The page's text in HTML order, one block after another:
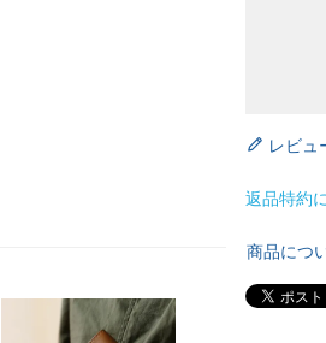
レビュ
返品特約
商品につ